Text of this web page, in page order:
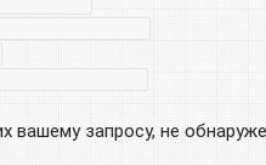
вашему запросу, не